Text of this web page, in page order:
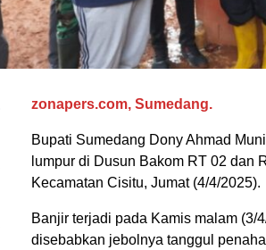
zonapers.com, Sumedang.
Bupati Sumedang Dony Ahmad
lumpur di Dusun Bakom RT 02 dan
Kecamatan Cisitu, Jumat (4/4/2025).
Banjir terjadi pada Kamis malam (3/
disebabkan jebolnya tanggul